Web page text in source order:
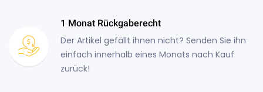
1 Monat Rückgaberecht
Der Artikel gefällt ihnen nicht? Senden Sie ihn
einfach innerhalb eines Monats nach Kauf
zurück!